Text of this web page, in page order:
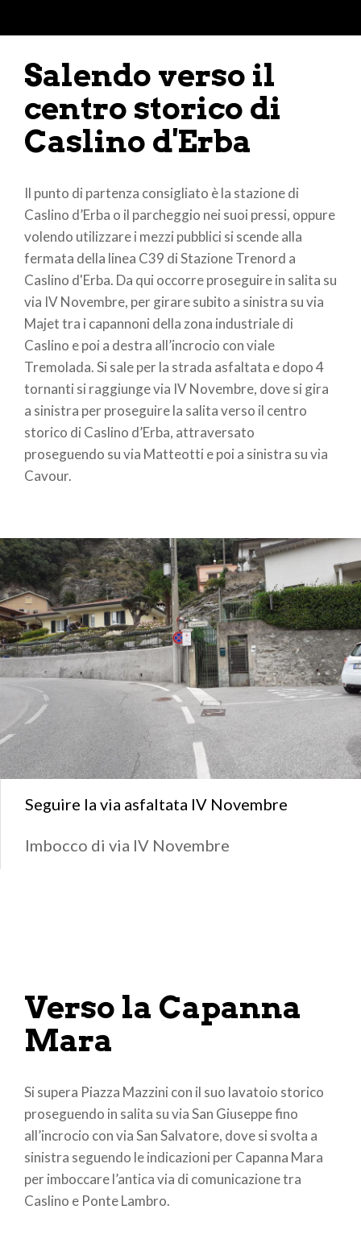
Salendo verso il
centro storico di
Caslino d'Erba
Il punto di partenza consigliato è la stazione di
Caslino d’Erba o il parcheggio nei suoi pressi, oppure
volendo utilizzare i mezzi pubblici si scende alla
fermata della linea C39 di Stazione Trenord a
Caslino d'Erba. Da qui occorre proseguire in salita su
via IV Novembre, per girare subito a sinistra su via
Majet tra i capannoni della zona industriale di
Caslino e poi a destra all’incrocio con viale
Tremolada. Si sale per la strada asfaltata e dopo 4
tornanti si raggiunge via IV Novembre, dove si gira
a sinistra per proseguire la salita verso il centro
storico di Caslino d’Erba, attraversato
proseguendo su via Matteotti e poi a sinistra su via
Cavour.
Seguire la via asfaltata IV Novembre
Imbocco di via IV Novembre
Verso la Capanna
Mara
Si supera Piazza Mazzini con il suo lavatoio storico
proseguendo in salita su via San Giuseppe fino
all’incrocio con via San Salvatore, dove si svolta a
sinistra seguendo le indicazioni per Capanna Mara
per imboccare l’antica via di comunicazione tra
Caslino e Ponte Lambro.